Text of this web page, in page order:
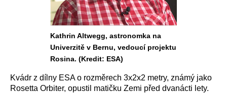
Kathrin Altwegg, astronomka na
Univerzitě v Bernu, vedoucí projektu
Rosina. (Kredit: ESA)
Kvádr z dílny ESA o rozměrech 3x2x2 metry, známý jako
Rosetta Orbiter, opustil matičku Zemi před dvanácti lety.